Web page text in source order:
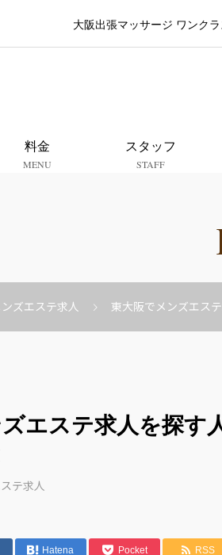
大阪出張マッサージ ワンク
料金
MENU
スタッフ
STAFF
ズエステ求人 東大阪でメンズエス
エステ求人を探す
テ求人
Hatena Pocket RSS